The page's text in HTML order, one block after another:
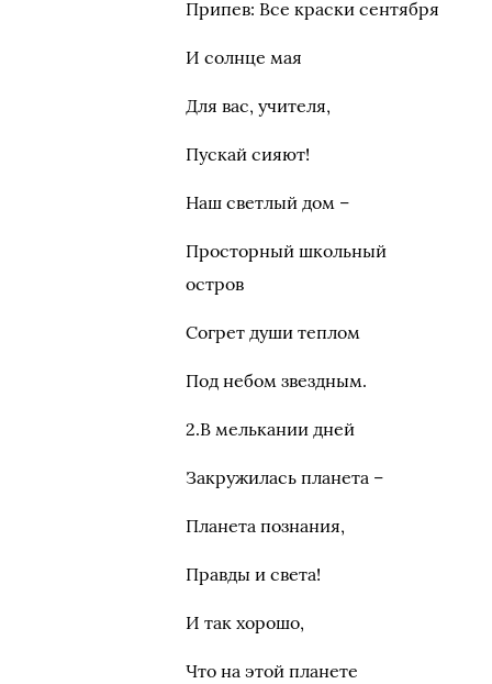
Припев: Все краски сентября
И солнце мая
Для вас, учителя,
Пускай сияют!
Наш светлый дом –
Просторный школьный
остров
Согрет души теплом
Под небом звездным.
2.В мелькании дней
Закружилась планета –
Планета познания,
Правды и света!
И так хорошо,
Что на этой планете